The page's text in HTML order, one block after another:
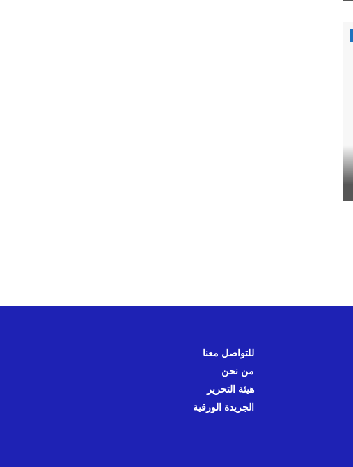
للتواصل معنا
من نحن
هيئة التحرير
الجريدة الورقية